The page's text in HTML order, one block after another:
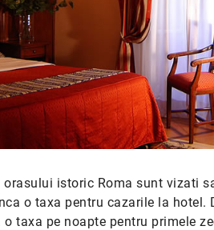
istoric Roma sunt vizati
o taxa pentru cazarile la
o taxa pe noapte pentru primele